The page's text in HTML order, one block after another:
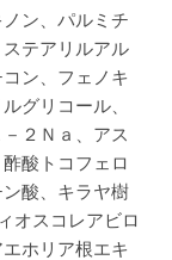
ン、パルミチ
テアリルアル
ン、フェノキ
グリコール、
２Ｎａ、アス
酸トコフェロ
酸、キラヤ樹
オスコレアビロ
ホリア根エキ